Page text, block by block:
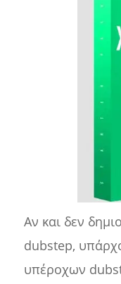
Αν και δεν
dubstep,
υπέροχων